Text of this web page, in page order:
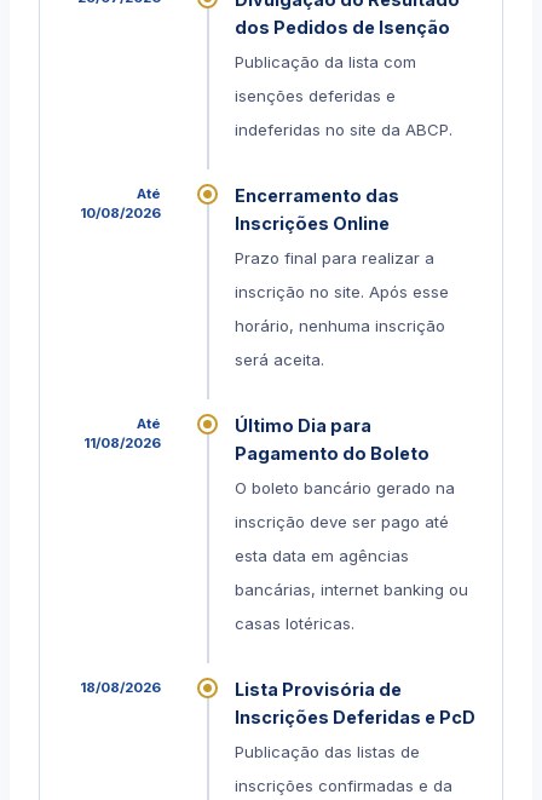
dos Pedidos de Isenção
Publicação da lista com
isenções deferidas e
indeferidas no site da ABCP.
Até
10/08/2026
Encerramento das
Inscrições Online
Prazo final para realizar a
inscrição no site. Após esse
horário, nenhuma inscrição
será aceita.
Até
11/08/2026
Último Dia para
Pagamento do Boleto
O boleto bancário gerado na
inscrição deve ser pago até
esta data em agências
bancárias, internet banking ou
casas lotéricas.
18/08/2026
Lista Provisória de
Inscrições Deferidas e PcD
Publicação das listas de
inscrições confirmadas e da